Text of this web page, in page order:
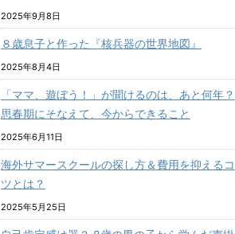
2025年9月8日
８歳息子と作った『核兵器の世界地図』
2025年8月4日
「ママ、遊ぼう！」が聞けるのは、あと何年？
思春期にそなえて、今からできること
2025年6月11日
海外サマースクールの探し方＆費用を抑えるコ
ツとは？
2025年5月25日